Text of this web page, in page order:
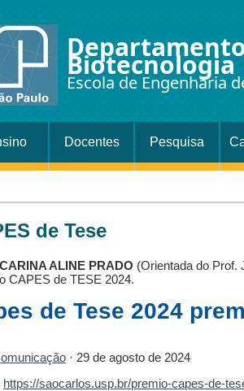
Biotecnologia
Escola de Engenharia
Docentes Pesquisa
de Tese
CARINA ALINE PRADO (Orientada do Prof.
CAPES de TESE 2024.
de Tese 2024
· 29 de agosto de 2024
https://saocarlos.usp.br/premio-capes-de-